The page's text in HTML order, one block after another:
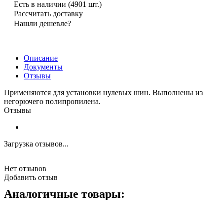
Есть в наличии (4901 шт.)
Рассчитать доставку
Нашли дешевле?
Описание
Документы
Отзывы
Применяются для установки нулевых шин. Выполнены из
негорючего полипропилена.
Отзывы
Загрузка отзывов...
Нет отзывов
Добавить отзыв
Аналогичные товары: